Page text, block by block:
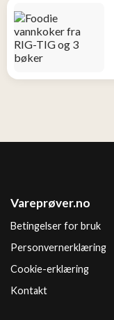
Vareprøver.no
Betingelser for bruk
Personvernerklæring
Cookie-erklæring
Kontakt